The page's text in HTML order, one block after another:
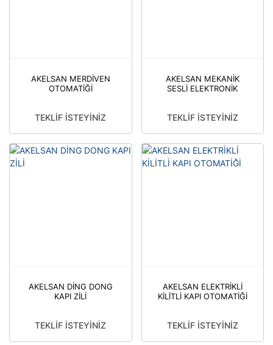
AKELSAN MERDİVEN
OTOMATİĞİ
TEKLİF İSTEYİNİZ
AKELSAN MEKANİK
SESLİ ELEKTRONİK
TEKLİF İSTEYİNİZ
AKELSAN DİNG DONG
KAPI ZİLİ
TEKLİF İSTEYİNİZ
AKELSAN ELEKTRİKLİ
KİLİTLİ KAPI OTOMATİĞİ
TEKLİF İSTEYİNİZ